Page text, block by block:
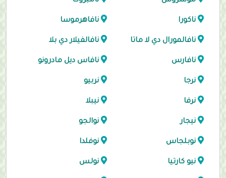
ناكورا نافاهرموسا
نافالمورال دي لا ماتا نافالفيلار دي بلا
نافارس نافاس ديل مادرونو
نرجا نربيو
نرفا نيبلا
نيجار نوالجو
نوبلجاس نوفلدا
نيو كارتيا نولس